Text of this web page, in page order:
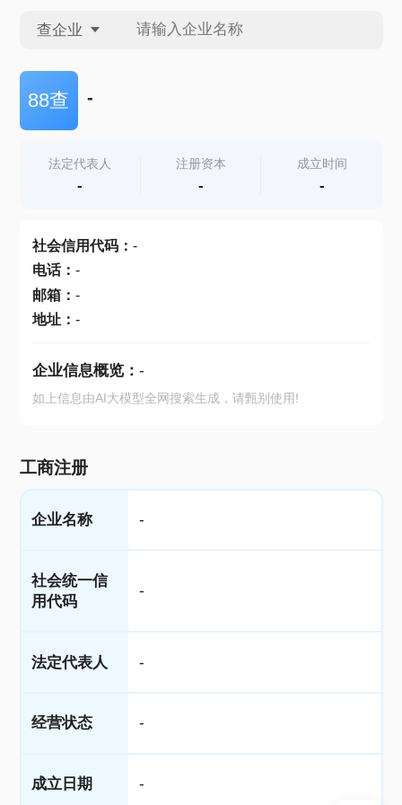
查企业
查企业
查产地
88查 -
法定代表人
-
注册资本
-
成立时间
-
社会信用代码： -
电话： -
邮箱： -
地址： -
企业信息概览： -
如上信息由AI大模型全网搜索生成，请甄别使用!
工商注册
企业名称 -
社会统一信
用代码
-
法定代表人 -
经营状态 -
成立日期 -